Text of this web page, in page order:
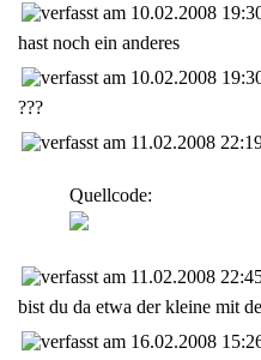
10.02.2008
hast noch ein anderes
10.02.2008
???
11.02.2008
Quellcode:
11.02.2008
bist du da etwa der kleine mit
16.02.2008